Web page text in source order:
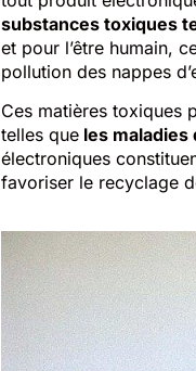
substances toxiques
et pour l’être humain,
pollution des nappes
Ces matières toxiques
telles que les
électroniques
favoriser le recyclage